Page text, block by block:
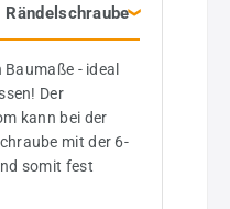
Baumaße - ideal
Der
kann bei der
mit der 6-
somit fest